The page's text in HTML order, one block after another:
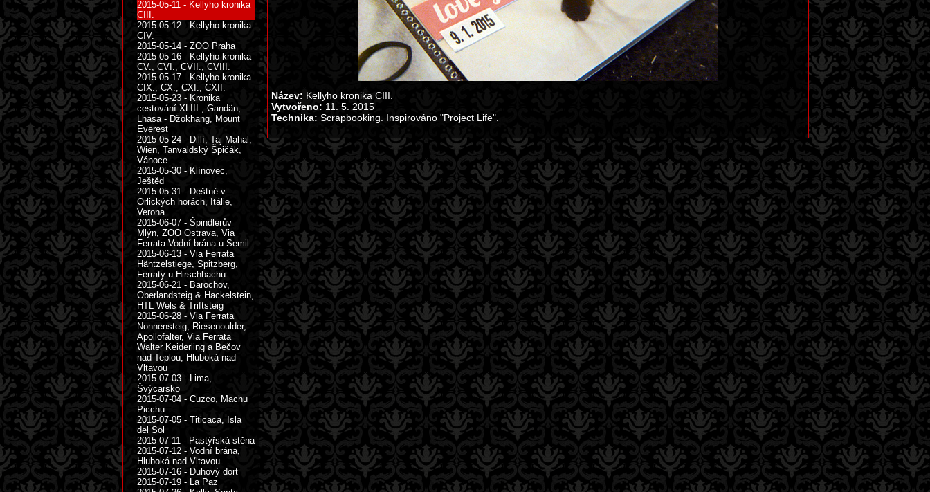
Název: Kellyho kronika CIII.
Vytvořeno: 11. 5. 2015
Technika: Scrapbooking. Inspirováno "Project Life".
2015-05-11 - Kellyho kronika
CIII.
2015-05-12 - Kellyho kronika
CIV.
2015-05-14 - ZOO Praha
2015-05-16 - Kellyho kronika
CV., CVI., CVII., CVIII.
2015-05-17 - Kellyho kronika
CIX., CX., CXI., CXII.
2015-05-23 - Kronika
cestování XLIII., Gandän,
Lhasa - Džokhang, Mount
Everest
2015-05-24 - Dillí, Taj Mahal,
Wien, Tanvaldský Špičák,
Vánoce
2015-05-30 - Klínovec,
Ještěd
2015-05-31 - Deštné v
Orlických horách, Itálie,
Verona
2015-06-07 - Špindlerův
Mlýn, ZOO Ostrava, Via
Ferrata Vodní brána u Semil
2015-06-13 - Via Ferrata
Häntzelstiege, Spitzberg,
Ferraty u Hirschbachu
2015-06-21 - Barochov,
Oberlandsteig & Hackelstein,
HTL Wels & Triftsteig
2015-06-28 - Via Ferrata
Nonnensteig, Riesenoulder,
Apollofalter, Via Ferrata
Walter Keiderling a Bečov
nad Teplou, Hluboká nad
Vltavou
2015-07-03 - Lima,
Švýcarsko
2015-07-04 - Cuzco, Machu
Picchu
2015-07-05 - Titicaca, Isla
del Sol
2015-07-11 - Pastýřská stěna
2015-07-12 - Vodní brána,
Hluboká nad Vltavou
2015-07-16 - Duhový dort
2015-07-19 - La Paz